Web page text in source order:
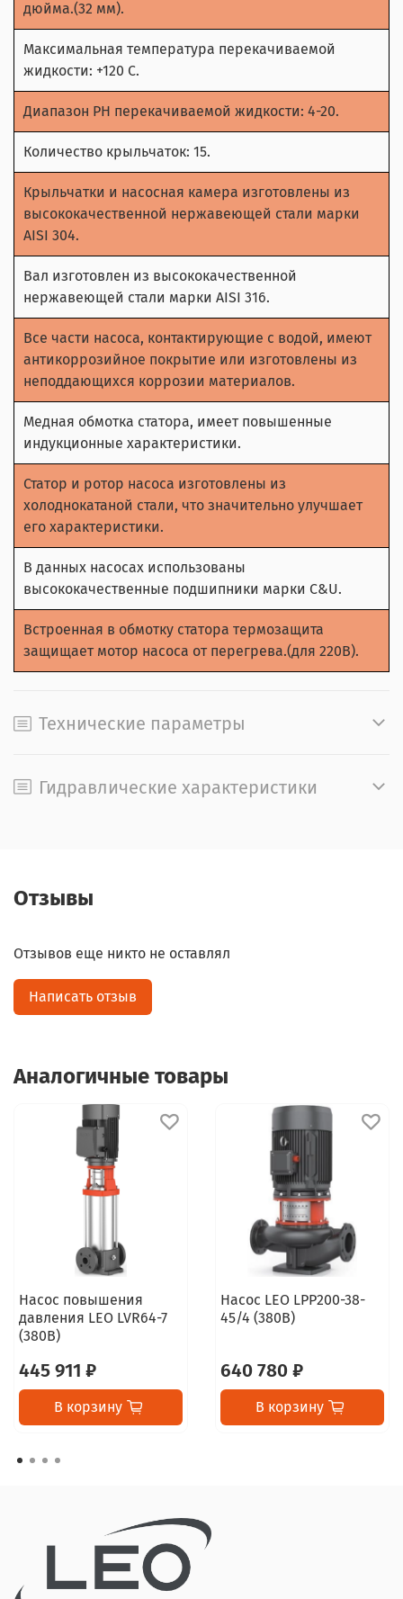
дюйма.(32 мм).
Максимальная температура перекачиваемой
жидкости: +120 С.
Диапазон РН перекачиваемой жидкости: 4-20.
Количество крыльчаток: 15.
Крыльчатки и насосная камера изготовлены из
высококачественной нержавеющей стали марки
AISI 304.
Вал изготовлен из высококачественной
нержавеющей стали марки AISI 316.
Все части насоса, контактирующие с водой, имеют
антикоррозийное покрытие или изготовлены из
неподдающихся коррозии материалов.
Медная обмотка статора, имеет повышенные
индукционные характеристики.
Статор и ротор насоса изготовлены из
холоднокатаной стали, что значительно улучшает
его характеристики.
В данных насосах использованы
высококачественные подшипники марки C&U.
Встроенная в обмотку статора термозащита
защищает мотор насоса от перегрева.(для 220В).
Технические параметры
Гидравлические характеристики
Отзывы
Отзывов еще никто не оставлял
Написать отзыв
Аналогичные товары
Насос повышения
давления LEO LVR64-7
(380В)
445 911 ₽
В корзину
Насос LEO LPP200-38-
45/4 (380В)
640 780 ₽
В корзину